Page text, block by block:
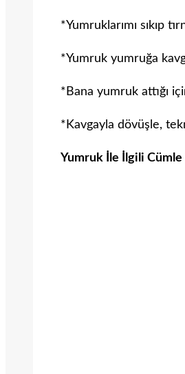
*Yumruklarımı sıkıp
*Yumruk yumruğa
*Bana yumruk attığı
*Kavgayla dövüşle,
Yumruk İle İlgili Cümle